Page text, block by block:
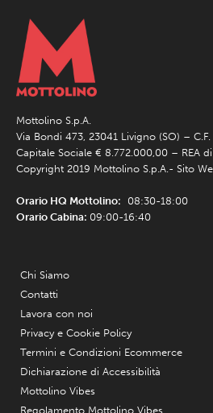
Mottolino S.p.A.
Via Bondi 473, 23041 Livigno (SO) –
Capitale Sociale € 8.772.000,00 – REA
Copyright 2019 Mottolino S.p.A.- Sito
Orario HQ Mottolino: 08:30-18:00
Orario Cabina: 09:00-16:40
Chi Siamo
Contatti
Lavora con noi
Privacy e Cookie Policy
Termini e Condizioni Ecommerce
Dichiarazione di Accessibilità
Mottolino Vibes
Regolamento Mottolino Vibes